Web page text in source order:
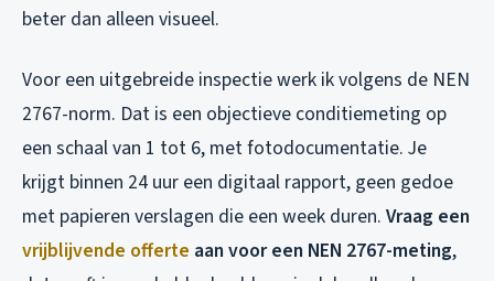
beter dan alleen visueel.
Voor een uitgebreide inspectie werk ik volgens de NEN
2767-norm. Dat is een objectieve conditiemeting op
een schaal van 1 tot 6, met fotodocumentatie. Je
krijgt binnen 24 uur een digitaal rapport, geen gedoe
met papieren verslagen die een week duren. Vraag een
vrijblijvende offerte aan voor een NEN 2767-meting,